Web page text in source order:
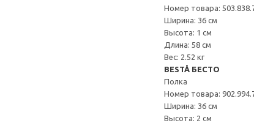
Номер товара:
Ширина: 36 см
Высота: 1 см
Длина: 58 см
Вес: 2.52 кг
BESTÅ БЕСТО
Полка
Номер товара:
Ширина: 36 см
Высота: 2 см